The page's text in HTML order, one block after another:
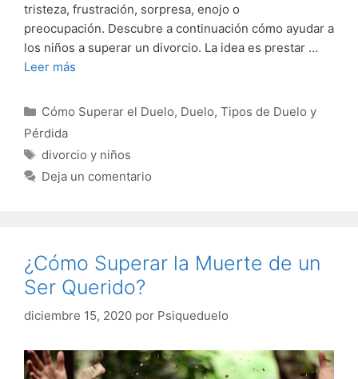
tristeza, frustración, sorpresa, enojo o
preocupación. Descubre a continuación cómo ayudar a
los niños a superar un divorcio. La idea es prestar …
Leer más
Categorías
Cómo Superar el Duelo, Duelo, Tipos de Duelo y
Pérdida
Etiquetas
divorcio y niños
Deja un comentario
¿Cómo Superar la Muerte de un
Ser Querido?
diciembre 15, 2020 por Psiqueduelo